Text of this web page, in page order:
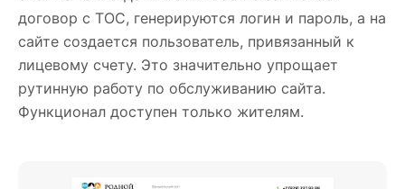
договор с ТОС, генерируются логин и пароль, а на
сайте создается пользователь, привязанный к
лицевому счету. Это значительно упрощает
рутинную работу по обслуживанию сайта.
Функционал доступен только жителям.